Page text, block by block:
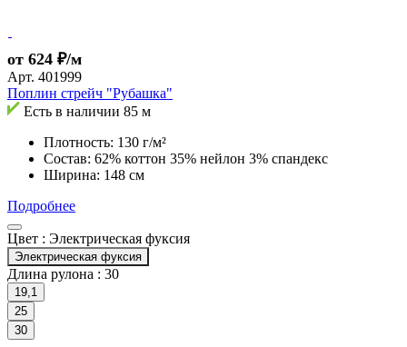
от 624 ₽/м
Арт. 401999
Поплин стрейч "Рубашка"
Есть в наличии 85 м
Плотность: 130 г/м²
Состав: 62% коттон 35% нейлон 3% спандекс
Ширина: 148 см
Подробнее
Цвет : Электрическая фуксия
Электрическая фуксия
Длина рулона : 30
19,1
25
30